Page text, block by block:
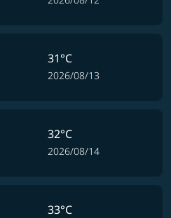
31°C
2026/08/13
32°C
2026/08/14
33°C